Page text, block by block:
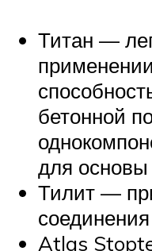
Титан —
бетонной
для
Тилит —
Atlas